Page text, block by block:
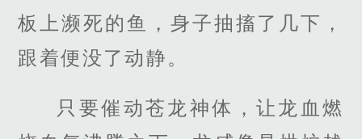
板上濒死的鱼，身子抽搐了几下，
跟着便没了动静。
只要催动苍龙神体，让龙血燃